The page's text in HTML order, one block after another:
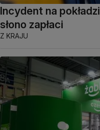
Incydent na
słono zapłaci
Z KRAJU